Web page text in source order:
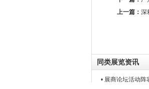
上一篇： 深
同类展览资讯
• 展商论坛活动